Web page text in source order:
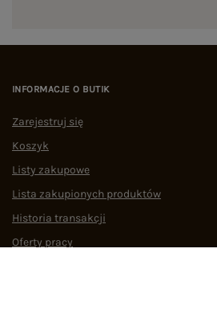
INFORMACJE O BUTIK
Zarejestruj się
Koszyk
Listy zakupowe
Lista zakupionych produktów
Historia transakcji
Oferty pracy